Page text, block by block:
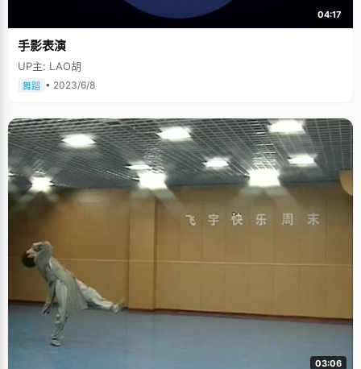
04:17
手影表演
UP主: LAO胡
舞蹈 • 2023/6/8
03:06